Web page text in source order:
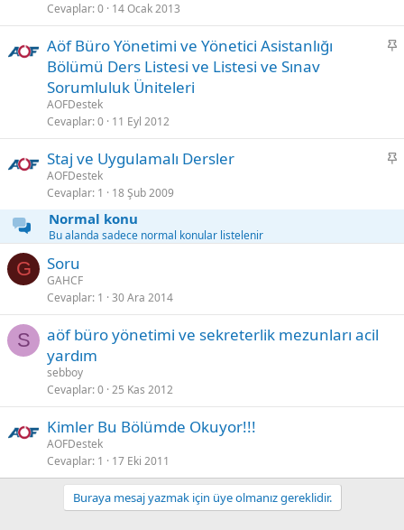
t
Cevaplar 0 14 Ocak 2013
S
Aöf Büro Yönetimi ve Yönetici Asistanlığı
Bölümü Ders Listesi ve Listesi ve Sınav
Sorumluluk Üniteleri
AOFDestek
Cevaplar 0 11 Eyl 2012
S
Staj ve Uygulamalı Dersler
AOFDestek
Cevaplar 1 18 Şub 2009
Normal konu
Bu alanda sadece normal konular listelenir
G Soru
GAHCF
Cevaplar 1 30 Ara 2014
S
aöf büro yönetimi ve sekreterlik mezunları acil
yardım
sebboy
Cevaplar 0 25 Kas 2012
Kimler Bu Bölümde Okuyor!!!
AOFDestek
Cevaplar 1 17 Eki 2011
Buraya mesaj yazmak için üye olmanız gereklidir.